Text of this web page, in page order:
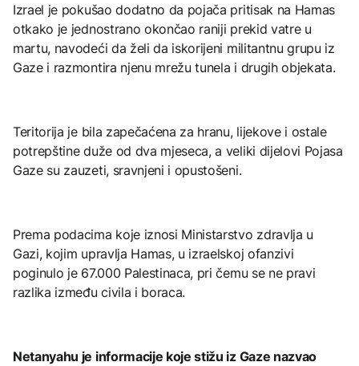
Izrael je pokušao dodatno da pojača pritisak na Hamas
otkako je jednostrano okončao raniji prekid vatre u
martu, navodeći da želi da iskorijeni militantnu grupu iz
Gaze i razmontira njenu mrežu tunela i drugih objekata.
Teritorija je bila zapečaćena za hranu, lijekove i ostale
potrepštine duže od dva mjeseca, a veliki dijelovi Pojasa
Gaze su zauzeti, sravnjeni i opustošeni.
Prema podacima koje iznosi Ministarstvo zdravlja u
Gazi, kojim upravlja Hamas, u izraelskoj ofanzivi
poginulo je 67.000 Palestinaca, pri čemu se ne pravi
razlika između civila i boraca.
Netanyahu je informacije koje stižu iz Gaze nazvao